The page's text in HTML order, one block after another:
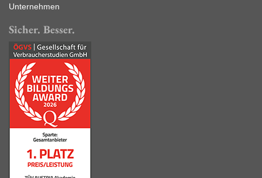
Unternehmen
Sicher. Besser.